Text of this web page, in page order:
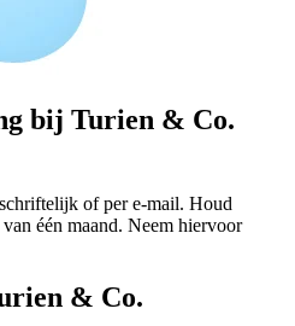
bij Turien & Co.
of per e-mail. Houd
één maand. Neem hiervoor
& Co.